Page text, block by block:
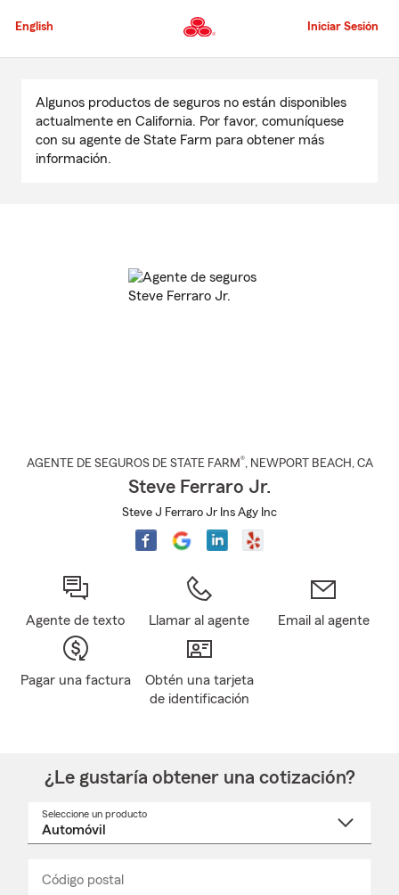
al
principal
English Iniciar Sesión
contenido
principal
Algunos productos de seguros no están disponibles
actualmente en California. Por favor, comuníquese
con su agente de State Farm para obtener más
información.
AGENTE DE SEGUROS DE STATE FARM®, NEWPORT BEACH , CA
Steve Ferraro Jr.
Steve J Ferraro Jr Ins Agy Inc
Agente de texto Llamar al agente Email al agente
Pagar una factura
Obtén una tarjeta
de identificación
¿Le gustaría obtener una cotización?
Seleccione un producto
Código postal
_____